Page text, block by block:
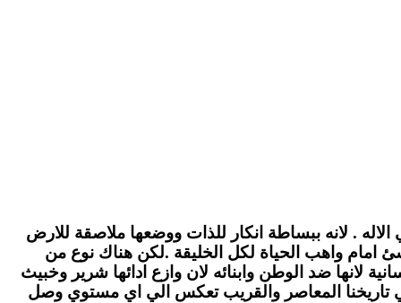
. لانه ببساطة انكار للذات ووضعها ملاصقة للارض
امام واهب الحياة لكل الخليقة .لكن هناك نوع من
لانها ضد الوطن وابنائه لان وازع ادائها شرير وخبيث
تاريخنا المعاصر والقريب تعكس الي اي مستوي وصل